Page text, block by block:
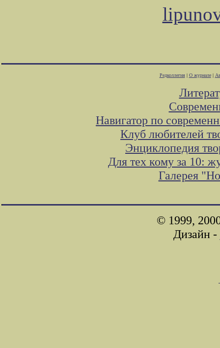
Редколлегия| О журнале|
Навигатор по
Клуб любителей
Энциклопедия
Для тех кому за 10:
Галерея
© 1999,
Дизайн -